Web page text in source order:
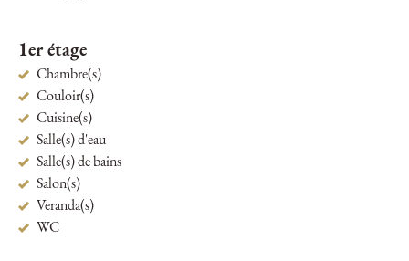
1er étage
Chambre(s)
Couloir(s)
Cuisine(s)
Salle(s) d'eau
Salle(s) de bains
Salon(s)
Veranda(s)
WC